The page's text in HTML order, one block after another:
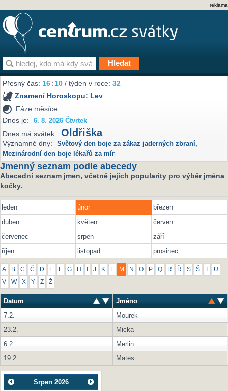
reklama
Přesný čas:16 10 / týden v roce:32
Znamení Horoskopu: Lev
Fáze měsíce:
Dnes je:
6. 8. 2026 Čtvrtek
Dnes má svátek: Oldřiška
Významné dny: Světový den boje za zákaz jaderných zbraní,
Mezinárodní den boje lékařů za mír
Jmenný seznam podle abecedy
Abecední seznam jmen, včetně jejich popularity pro výběr jména
kočky.
leden únor
březen
duben
květen
červen
červenec
srpen
září
říjen
listopad prosinec
A B C Č D E F G H J K L M N O P Q R Ř S Š U
V W X Y Z Ž
Datum
Jméno
7.2.
Mourek
23.2.
Micka
6.2.
Merlin
19.2.
Mates
Srpen 2026